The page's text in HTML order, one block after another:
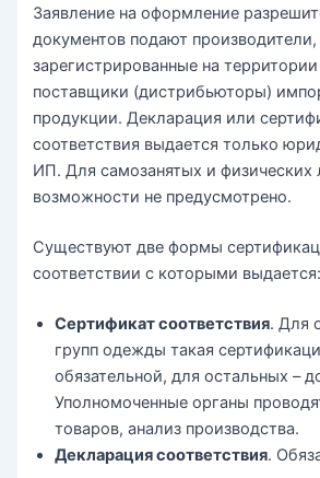
Заявление на оформление
документов подают производители,
зарегистрированные на
поставщики (дистрибьюторы)
продукции. Декларация или
соответствия выдается только
ИП. Для самозанятых и физических
возможности не предусмотрено.
Существуют две формы
соответствии с которыми выдается:
Сертификат соответствия. Для
групп одежды такая
обязательной, для остальных –
Уполномоченные органы
товаров, анализ производства.
Декларация соответствия.